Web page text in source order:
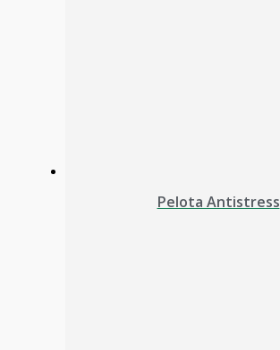
Pelota Antistress